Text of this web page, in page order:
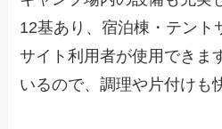
12基あり、宿泊棟・テント
サイト利用者が使用できま
いるので、調理や片付けも